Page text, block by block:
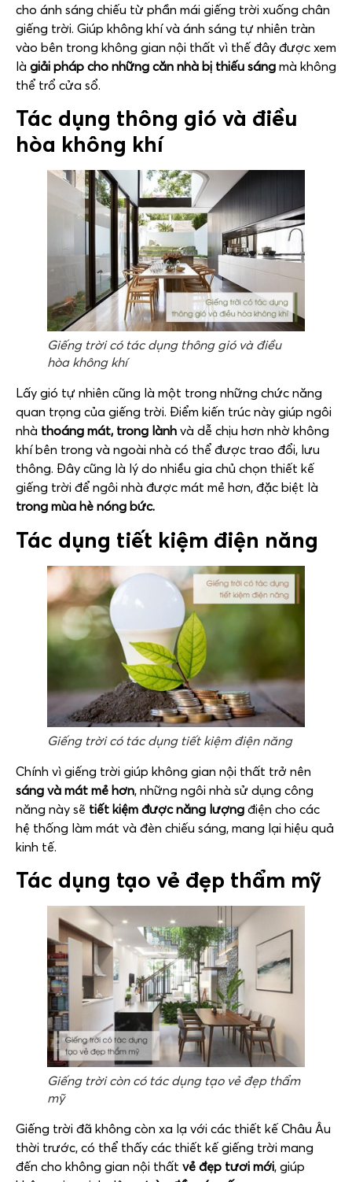
cho ánh sáng chiếu từ phần mái giếng trời xuống chân
giếng trời. Giúp không khí và ánh sáng tự nhiên tràn
vào bên trong không gian nội thất vì thế đây được xem
là giải pháp cho những căn nhà bị thiếu sáng mà không
thể trổ cửa sổ.
Tác dụng thông gió và điều
hòa không khí
Giếng trời có tác dụng thông gió và điều
hòa không khí
Lấy gió tự nhiên cũng là một trong những chức năng
quan trọng của giếng trời. Điểm kiến trúc này giúp ngôi
nhà thoáng mát, trong lành và dễ chịu hơn nhờ không
khí bên trong và ngoài nhà có thể được trao đổi, lưu
thông. Đây cũng là lý do nhiều gia chủ chọn thiết kế
giếng trời để ngôi nhà được mát mẻ hơn, đặc biệt là
trong mùa hè nóng bức.
Tác dụng tiết kiệm điện năng
Giếng trời có tác dụng tiết kiệm điện năng
Chính vì giếng trời giúp không gian nội thất trở nên
sáng và mát mẻ hơn, những ngôi nhà sử dụng công
năng này sẽ tiết kiệm được năng lượng điện cho các
hệ thống làm mát và đèn chiếu sáng, mang lại hiệu quả
kinh tế.
Tác dụng tạo vẻ đẹp thẩm mỹ
Giếng trời còn có tác dụng tạo vẻ đẹp thẩm
mỹ
Giếng trời đã không còn xa lạ với các thiết kế Châu Âu
thời trước, có thể thấy các thiết kế giếng trời mang
đến cho không gian nội thất vẻ đẹp tươi mới, giúp